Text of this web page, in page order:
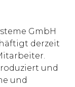
GmbH
derzeit
und
und